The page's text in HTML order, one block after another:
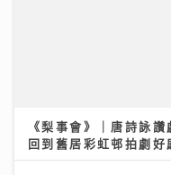
《梨事會》｜唐詩詠
回到舊居彩虹邨拍劇好